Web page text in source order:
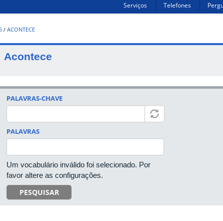
Serviços Telefones
/ ACONTECE
Acontece
PALAVRAS-CHAVE
PALAVRAS
Um vocabulário inválido foi selecionado. Por
favor altere as configurações.
PESQUISAR